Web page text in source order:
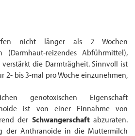
nicht länger als 2 Wochen
(Darmhaut-reizendes Abführmittel),
die Darmträgheit. Sinnvoll ist
2- bis 3-mal pro Woche einzunehmen,
genotoxischen Eigenschaft
ist von einer Einnahme von
der Schwangerschaft abzuraten.
der Anthranoide in die Muttermilch